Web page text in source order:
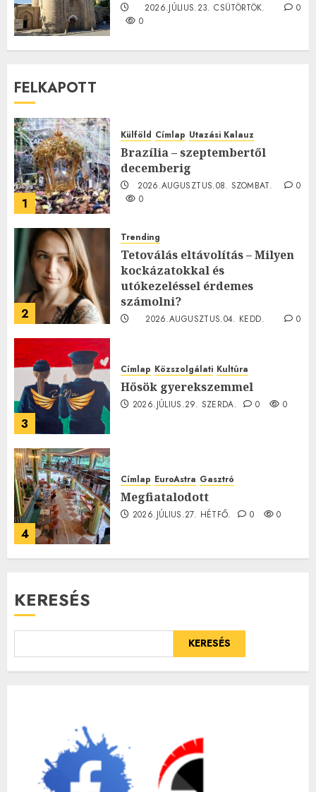
2026.JÚLIUS.23. CSÜTÖRTÖK.
0
0
FELKAPOTT
1
Külföld Címlap Utazási Kalauz
Brazília – szeptembertől
decemberig
2026.AUGUSZTUS.08. SZOMBAT.
0
0
2
Trending
Tetoválás eltávolítás – Milyen
kockázatokkal és
utókezeléssel érdemes
számolni?
2026.AUGUSZTUS.04. KEDD.
0
3
Címlap Közszolgálati Kultúra
Hősök gyerekszemmel
2026.JÚLIUS.29. SZERDA. 0 0
4
Címlap EuroAstra Gasztró
Megfiatalodott
2026.JÚLIUS.27. HÉTFŐ. 0 0
KERESÉS
KERESÉS